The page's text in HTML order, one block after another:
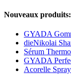
Nouveaux produits:
GYADA
dieNikolai
Sérum
GYADA
Acorelle